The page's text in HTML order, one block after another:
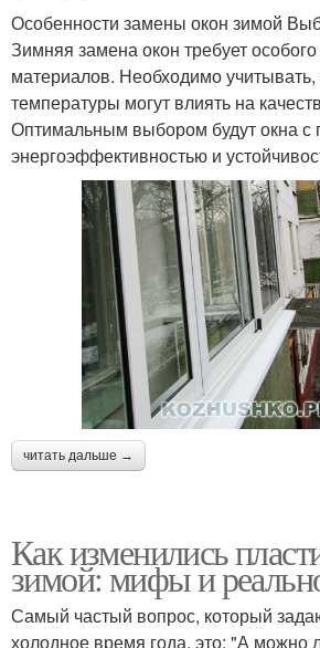
Особенности замены окон зимой
Зимняя замена окон требует
материалов. Необходимо учитывать,
температуры могут влиять на
Оптимальным выбором будут окна
энергоэффективностью и
читать дальше →
Как изменились
зимой: мифы и
Самый частый вопрос, который
холодное время года, это: "А можно